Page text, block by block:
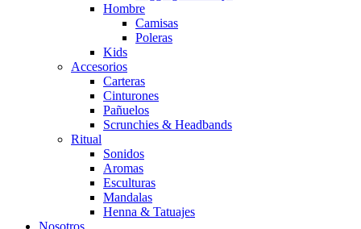
Hombre
Camisas
Poleras
Kids
Accesorios
Carteras
Cinturones
Pañuelos
Scrunchies & Headbands
Ritual
Sonidos
Aromas
Esculturas
Mandalas
Henna & Tatuajes